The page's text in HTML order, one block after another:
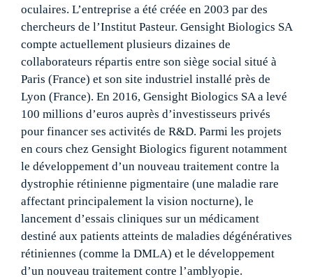
oculaires. L’entreprise a été créée en 2003 par des
chercheurs de l’Institut Pasteur. Gensight Biologics SA
compte actuellement plusieurs dizaines de
collaborateurs répartis entre son siège social situé à
Paris (France) et son site industriel installé près de
Lyon (France). En 2016, Gensight Biologics SA a levé
100 millions d’euros auprès d’investisseurs privés
pour financer ses activités de R&D. Parmi les projets
en cours chez Gensight Biologics figurent notamment
le développement d’un nouveau traitement contre la
dystrophie rétinienne pigmentaire (une maladie rare
affectant principalement la vision nocturne), le
lancement d’essais cliniques sur un médicament
destiné aux patients atteints de maladies dégénératives
rétiniennes (comme la DMLA) et le développement
d’un nouveau traitement contre l’amblyopie.